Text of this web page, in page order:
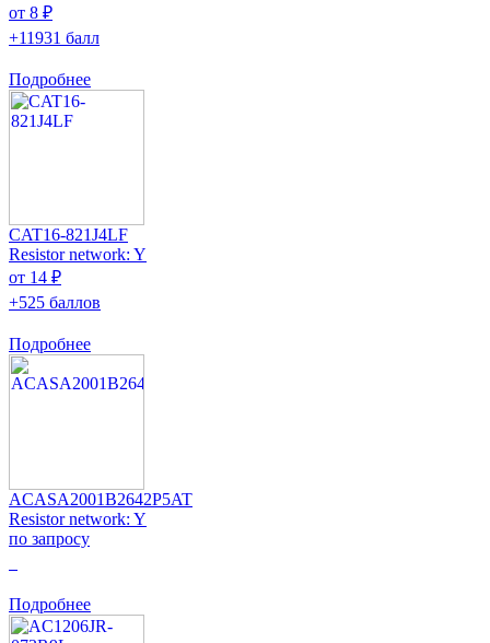
от 8 ₽
+11931 балл
Подробнее
CAT16-821J4LF
Resistor network: Y
от 14 ₽
+525 баллов
Подробнее
ACASA2001B2642P5AT
Resistor network: Y
по запросу
Подробнее